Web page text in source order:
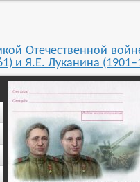
Отечественной
и Я.Е. Луканина